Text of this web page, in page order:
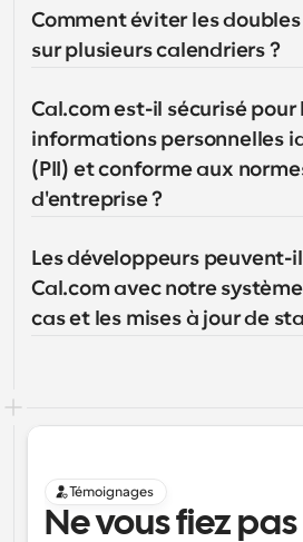
Comment éviter les
sur plusieurs calendriers ?
Cal.com est-il sécurisé pour
informations personnelles
(PII) et conforme aux
d'entreprise ?
Les développeurs peuvent-
Cal.com avec notre
cas et les mises à jour de
Témoignages
Ne vous fiez pas